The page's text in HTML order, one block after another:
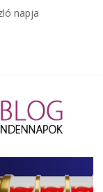
napja
környezetbarát